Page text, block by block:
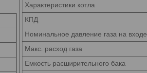
Характеристики котла
КПД
Номинальное давление газа на входе
Макс. расход газа
Емкость расширительного бака